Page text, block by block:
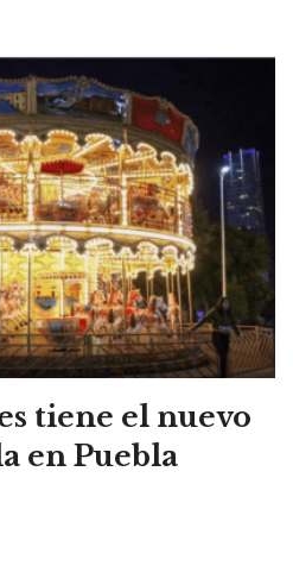
tiene el nuevo
en Puebla